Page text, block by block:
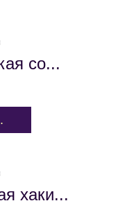
со...
хаки...